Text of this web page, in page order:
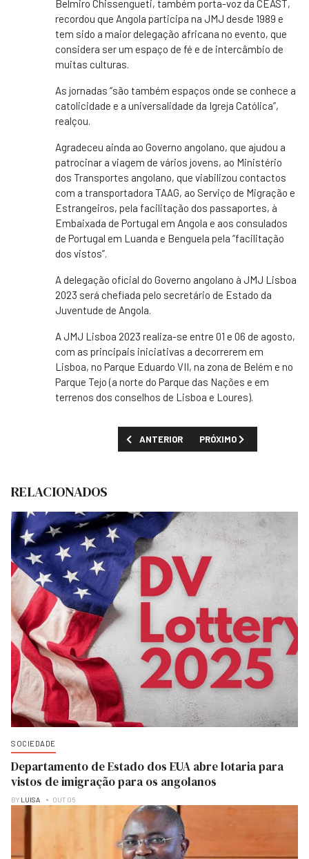
Belmiro Chissengueti, também porta-voz da CEAST,
recordou que Angola participa na JMJ desde 1989 e
tem sido a maior delegação africana no evento, que
considera ser um espaço de fé e de intercâmbio de
muitas culturas.
As jornadas “são também espaços onde se conhece a
catolicidade e a universalidade da Igreja Católica”,
realçou.
Agradeceu ainda ao Governo angolano, que ajudou a
patrocinar a viagem de vários jovens, ao Ministério
dos Transportes angolano, que viabilizou contactos
com a transportadora TAAG, ao Serviço de Migração e
Estrangeiros, pela facilitação dos passaportes, à
Embaixada de Portugal em Angola e aos consulados
de Portugal em Luanda e Benguela pela “facilitação
dos vistos”.
A delegação oficial do Governo angolano à JMJ Lisboa
2023 será chefiada pelo secretário de Estado da
Juventude de Angola.
A JMJ Lisboa 2023 realiza-se entre 01 e 06 de agosto,
com as principais iniciativas a decorrerem em
Lisboa, no Parque Eduardo VII, na zona de Belém e no
Parque Tejo (a norte do Parque das Nações e em
terrenos dos conselhos de Lisboa e Loures).
ARTIGO ANTERIOR: ANGOLA ARRESTA
ANTERIOR PRÓXIMO ARTIGO:
PRÓXIMO
RELACIONADOS
SOCIEDADE
Departamento de Estado dos EUA abre lotaria para
vistos de imigração para os angolanos
BY LUISA OUT 05